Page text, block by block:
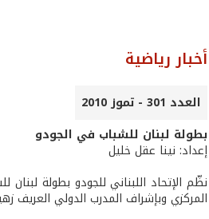
أخبار رياضية
العدد 301 - تموز 2010
بطولة لبنان للشباب في الجودو
إعداد: نينا عقل خليل
نظّم الإتحاد اللبناني للجودو بطولة
المركزي وبإشراف المدرب الدولي العريف